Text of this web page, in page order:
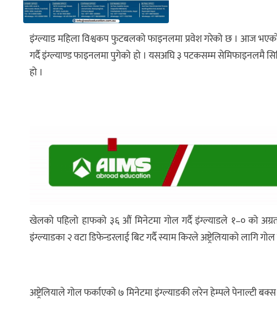
इंग्ल्याड महिला विश्वकप फुटबलको फाइनलमा प्रवेश गरेको छ । आज
गर्दै इंग्ल्याण्ड फाइनलमा पुगेको हो । यसअघि ३ पटकसम्म सेमिफाइनलमै
हो ।
खेलको पहिलो हाफको ३६ औं मिनेटमा गोल गर्दै इंग्ल्याडले १–० को
इंग्ल्याडका २ वटा डिफेन्डरलाई बिट गर्दै स्याम किरले अष्ट्रेलियाको लागि
अष्ट्रेलियाले गोल फर्काएको ७ मिनेटमा इंग्ल्याडकी लरेन हेम्पले पेनाल्टी